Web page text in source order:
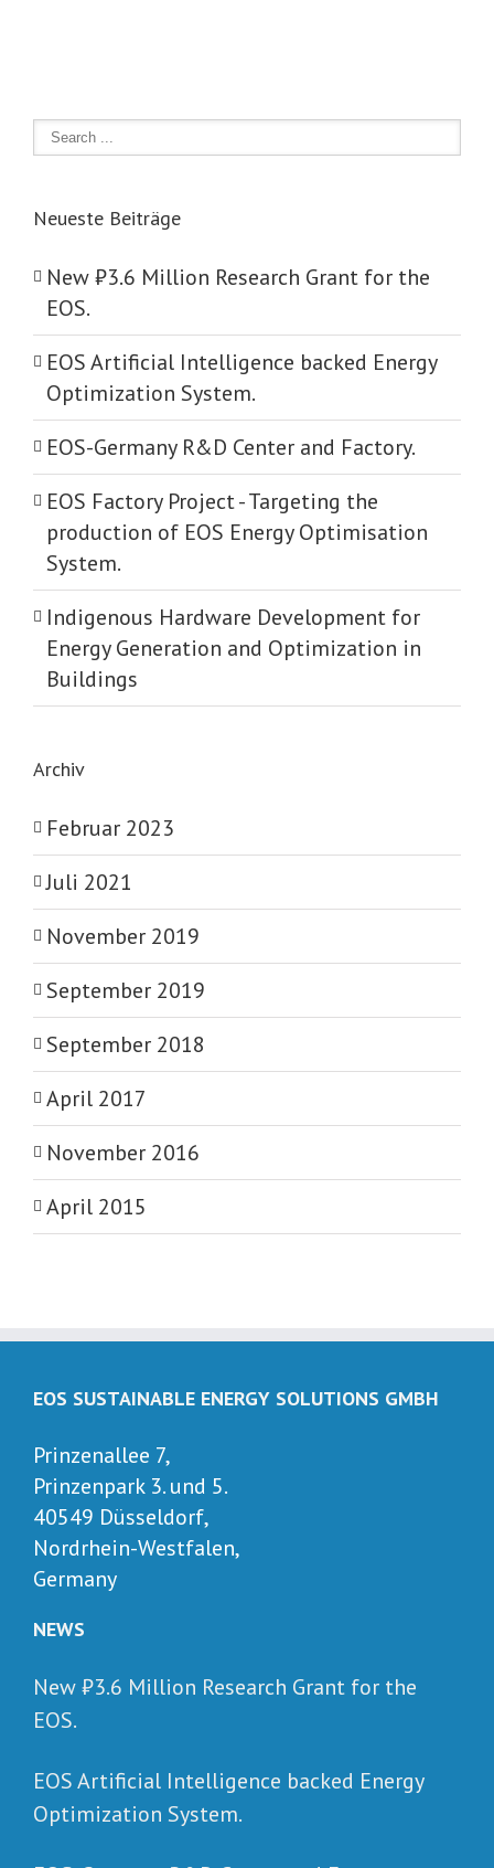
Neueste Beiträge
New ₺‎3.6 Million Research Grant for the
EOS.
EOS Artificial Intelligence backed Energy
Optimization System.
EOS-Germany R&D Center and Factory.
EOS Factory Project -­ Targeting the
production of EOS Energy Optimisation
System.
Indigenous Hardware Development for
Energy Generation and Optimization in
Buildings
Archiv
Februar 2023
Juli 2021
November 2019
September 2019
September 2018
April 2017
November 2016
April 2015
EOS SUSTAINABLE ENERGY SOLUTIONS GMBH
Prinzenallee 7,
Prinzenpark 3. und 5.
40549 Düsseldorf,
Nordrhein-Westfalen,
Germany
NEWS
New ₺‎3.6 Million Research Grant for the
EOS.
EOS Artificial Intelligence backed Energy
Optimization System.